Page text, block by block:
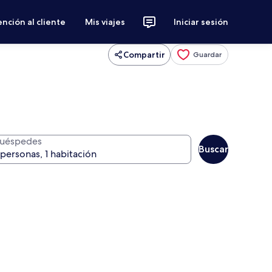
al cliente Mis viajes Iniciar sesión
Compartir Guardar
Buscar